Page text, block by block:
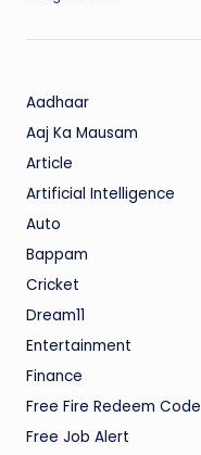
Aadhaar
Aaj Ka Mausam
Article
Artificial Intelligence
Auto
Bappam
Cricket
Dream11
Entertainment
Finance
Free Fire Redeem Code
Free Job Alert